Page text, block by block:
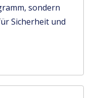
sondern
Sicherheit und